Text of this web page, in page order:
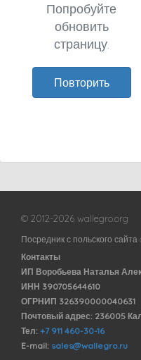
Попробуйте
обновить
страницу.
Повторить
© 2012-2026 wallegro.org
Посредник с польского сайта
Контакты
ИП Воробьева Наталья
ИНН 390705644610
ОГРНИП 326390000040631
Почтовый адрес: 236005
Тел: +7 911 460-30-16
E-mail: sales@wallegro.ru